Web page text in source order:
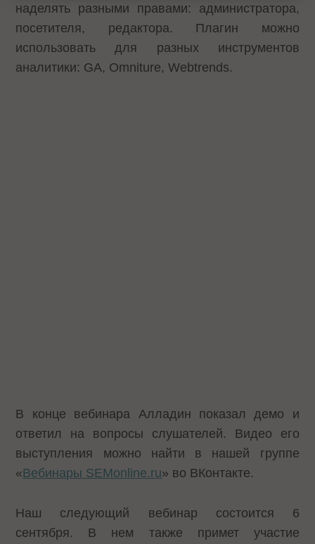
наделять разными правами: администратора,
посетителя, редактора. Плагин можно
использовать для разных инструментов
аналитики: GA, Omniture, Webtrends.
В конце вебинара Алладин показал демо и
ответил на вопросы слушателей. Видео его
выступления можно найти в нашей группе
«Вебинары SEMonline.ru» во ВКонтакте.
Наш следующий вебинар состоится 6
сентября. В нем также примет участие